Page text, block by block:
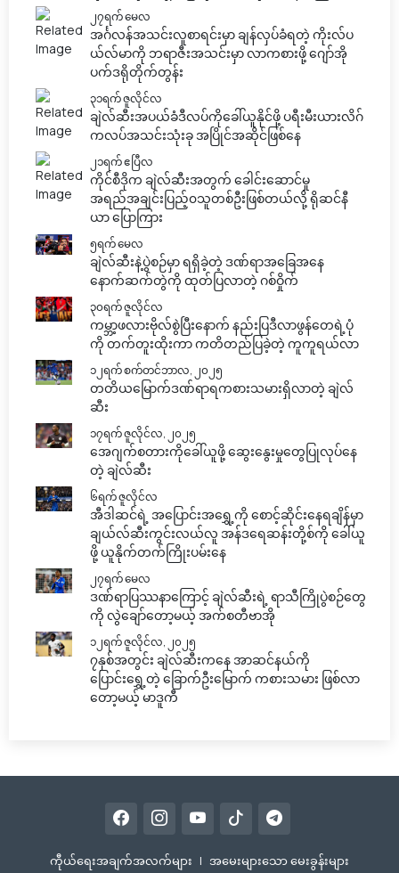
၂၇ရက် မေလ
အင်္ဂလန်အသင်းလူစာရင်းမှာ ချန်လှပ်ခံရတဲ့ ကိုးလ်ပ
ယ်လ်မာကို ဘရာဇီးအသင်းမှာ လာကစားဖို့ ဂျော်အို
ပက်ဒရိုတိုက်တွန်း
၃၁ရက် ဇူလိုင်လ
ချဲလ်ဆီးအပယ်ခံဒီလပ်ကိုခေါ်ယူနိုင်ဖို့ ပရီးမီးယားလိဂ်
ကလပ်အသင်းသုံးခု အပြိုင်အဆိုင်ဖြစ်နေ
၂၁ရက် ဧပြီလ
ကိုင်စီဒိုက ချဲလ်ဆီးအတွက် ခေါင်းဆောင်မှု
အရည်အချင်းပြည့်၀သူတစ်ဦးဖြစ်တယ်လို့ ရိုဆင်နီ
ယာ ပြောကြား
၅ရက် မေလ
ချဲလ်ဆီးနဲ့ပွဲစဉ်မှာ ရရှိခဲ့တဲ့ ဒဏ်ရာအခြေအနေ
နောက်ဆက်တွဲကို ထုတ်ပြလာတဲ့ ဂစ်ဝှိုက်
၃၀ရက် ဇူလိုင်လ
ကမ္ဘာ့ဖလားဗိုလ်စွဲပြီးနောက် နည်းပြဒီလာဖွန်တေရဲ့ပုံ
ကို တက်တူးထိုးကာ ကတိတည်ပြခဲ့တဲ့ ကူကူရယ်လာ
၁၂ရက် စက်တင်ဘာလ, ၂၀၂၅
တတိယမြောက်ဒဏ်ရာရကစားသမားရှိလာတဲ့ ချဲလ်
ဆီး
၁၇ရက် ဇူလိုင်လ, ၂၀၂၅
အေဂျက်စတားကိုခေါ်ယူဖို့ ဆွေးနွေးမှုတွေပြုလုပ်နေ
တဲ့ ချဲလ်ဆီး
၆ရက် ဇူလိုင်လ
အီဒါဆင်ရဲ့ အပြောင်းအရွှေ့ကို စောင့်ဆိုင်းနေရချိန်မှာ
ချယ်လ်ဆီးကွင်းလယ်လူ အန်ဒရေဆန်းတို့စ်ကို ခေါ်ယူ
ဖို့ ယူနိုက်တက်ကြိုးပမ်းနေ
၂၇ရက် မေလ
ဒဏ်ရာပြဿနာကြောင့် ချဲလ်ဆီးရဲ့ ရာသီကြိုပွဲစဉ်တွေ
ကို လွဲချော်တော့မယ့် အက်စတီဗာအို
၁၂ရက် ဇူလိုင်လ, ၂၀၂၅
၇နှစ်အတွင်း ချဲလ်ဆီးကနေ အာဆင်နယ်ကို
ပြောင်းရွှေ့တဲ့ ခြောက်ဦးမြောက် ကစားသမား ဖြစ်လာ
တော့မယ့် မာဒူကီ
ကီုယ်ရေးအချက်အလက်များ | အမေးများသော မေးခွန်းများ